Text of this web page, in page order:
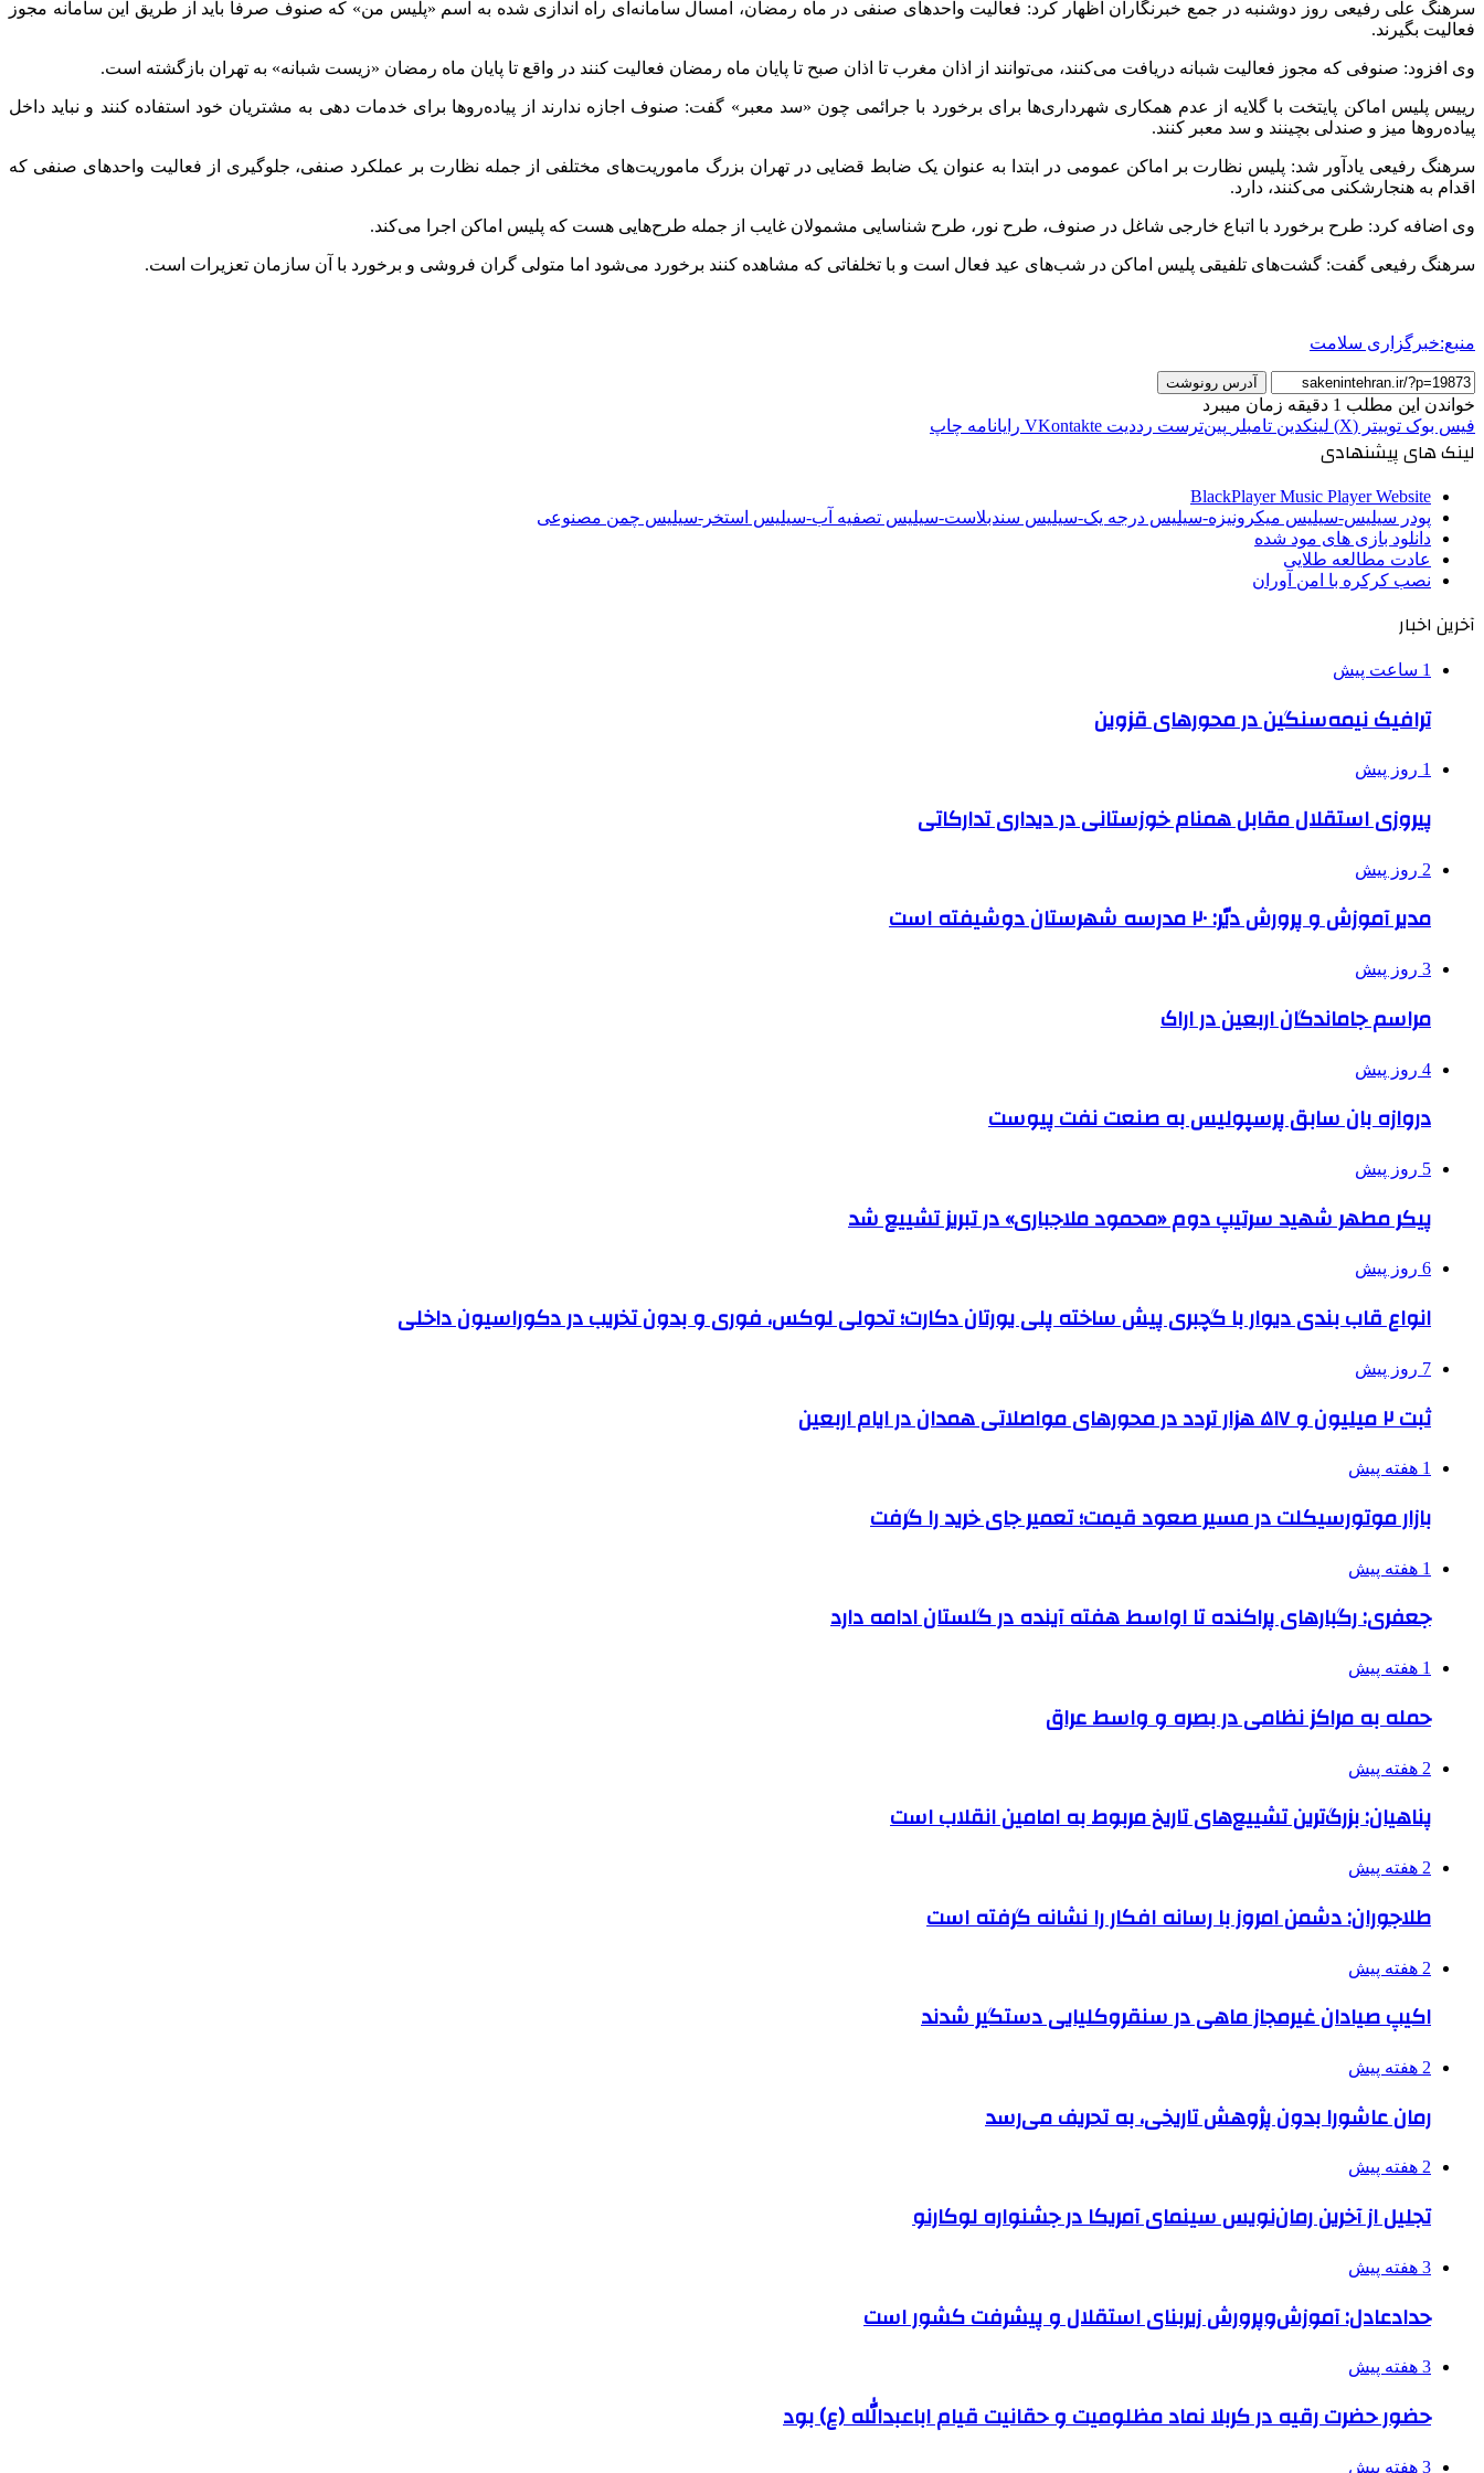
سرهنگ علی رفیعی روز دوشنبه در جمع خبرنگاران اظهار کرد: فعالیت واحدهای صنفی در ماه رمضان، امسال سامانه‌ای راه اندازی شده به اسم «پلیس من» که صنوف صرفا باید از طریق این سامانه مجوز
فعالیت بگیرند.
وی افزود: صنوفی که مجوز فعالیت شبانه دریافت می‌کنند، می‌توانند از اذان مغرب تا اذان صبح تا پایان ماه رمضان فعالیت کنند در واقع تا پایان ماه رمضان «زیست شبانه» به تهران بازگشته است.
رییس پلیس اماکن پایتخت با گلایه از عدم همکاری شهرداری‌ها برای برخورد با جرائمی چون «سد معبر» گفت: صنوف اجازه ندارند از پیاده‌روها برای خدمات دهی به مشتریان خود استفاده کنند و نباید داخل
پیاده‌روها میز و صندلی بچینند و سد معبر کنند.
سرهنگ رفیعی یادآور شد: پلیس نظارت بر اماکن عمومی در ابتدا به عنوان یک ضابط قضایی در تهران بزرگ ماموریت‌های مختلفی از جمله نظارت بر عملکرد صنفی، جلوگیری از فعالیت واحدهای صنفی که
اقدام به هنجارشکنی می‌کنند، دارد.
وی اضافه کرد: طرح‌ برخورد با اتباع خارجی شاغل در صنوف، طرح نور، طرح شناسایی مشمولان غایب از جمله طرح‌هایی هست که پلیس اماکن اجرا می‌کند.
سرهنگ رفیعی گفت: گشت‌های تلفیقی پلیس اماکن در شب‌های عید فعال است و با تخلفاتی که مشاهده کنند برخورد می‌شود اما متولی گران فروشی و برخورد با آن سازمان تعزیرات است.
منبع:خبرگزاری سلامت
آدرس رونوشت
خواندن این مطلب 1 دقیقه زمان میبرد
فیس بوک توییتر (X) لینکدین ‫تامبلر ‫پین‌ترست ‫رددیت ‫VKontakte رایانامه چاپ
لینک های پیشنهادی
BlackPlayer Music Player Website
پودر سیلیس-سیلیس میکرونیزه-سیلیس درجه یک-سیلیس سندبلاست-سیلیس تصفیه آب-سیلیس استخر-سیلیس چمن مصنوعی
دانلود بازی های مود شده
عادت مطالعه طلایی
نصب کرکره با امن آوران
آخرین اخبار
1 ساعت پیش
ترافیک نیمه‌سنگین در محورهای قزوین
1 روز پیش
پیروزی استقلال مقابل همنام خوزستانی در دیداری تدارکاتی
2 روز پیش
مدیر آموزش و پرورش دیّر: ۲۰ مدرسه شهرستان دوشیفته است
3 روز پیش
مراسم جاماندگان اربعین در اراک
4 روز پیش
دروازه بان سابق پرسپولیس به صنعت نفت پیوست
5 روز پیش
پیکر مطهر شهید سرتیپ دوم «محمود ملاجباری» در تبریز تشییع شد
6 روز پیش
انواع قاب بندی دیوار با گچبری پیش ساخته پلی یورتان دکارت؛ تحولی لوکس، فوری و بدون تخریب در دکوراسیون داخلی
7 روز پیش
ثبت ۲ میلیون و ۵۱۷ هزار تردد در محورهای مواصلاتی همدان در ایام اربعین
1 هفته پیش
بازار موتورسیکلت در مسیر صعود قیمت؛ تعمیر جای خرید را گرفت
1 هفته پیش
جعفری: رگبارهای پراکنده تا اواسط هفته آینده در گلستان ادامه دارد
1 هفته پیش
حمله به مراکز نظامی در بصره و واسط عراق
2 هفته پیش
پناهیان: بزرگ‌ترین تشییع‌های تاریخ مربوط به امامین انقلاب است
2 هفته پیش
طلاجوران: دشمن امروز با رسانه افکار را نشانه گرفته است
2 هفته پیش
اکیپ صیادان غیرمجاز ماهی در سنقروکلیایی دستگیر شدند
2 هفته پیش
رمان عاشورا بدون پژوهش تاریخی، به تحریف می‌رسد
2 هفته پیش
تجلیل از آخرین رمان‌نویس سینمای آمریکا در جشنواره لوکارنو
3 هفته پیش
حدادعادل: آموزش‌وپرورش زیربنای استقلال و پیشرفت کشور است
3 هفته پیش
حضور حضرت رقیه در کربلا نماد مظلومیت و حقانیت قیام اباعبدالله (ع) بود
3 هفته پیش